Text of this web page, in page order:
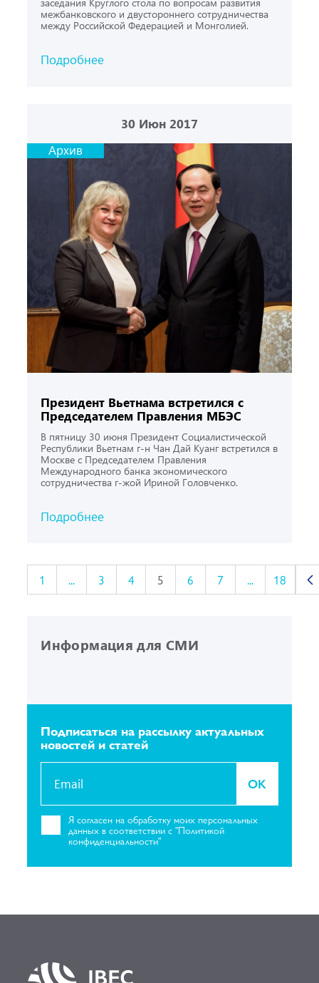
заседания Круглого стола по вопросам развития
межбанковского и двустороннего сотрудничества
между Российской Федерацией и Монголией.
Подробнее
30 Июн 2017
Архив
Президент Вьетнама встретился с
Пред­седателем Правления МБЭС
В пятницу 30 июня Президент Социалистической
Республики Вьетнам г-н Чан Дай Куанг встретился в
Москве с Председателем Правления
Международного банка экономического
сотрудничества г-жой Ириной Головченко.
Подробнее
1 ... 3 4 5 6 7 ... 18
Информация для СМИ
Подписаться на рассылку актуальных
новостей и статей
OK
Я согласен на обработку моих персональных
данных в соответствии с "Политикой
конфиденциальности"